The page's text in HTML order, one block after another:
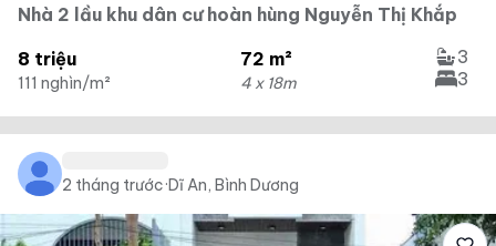
Nhà 2 lầu khu dân cư hoàn hùng Nguyễn Thị Khắp
8 triệu
111 nghìn/m²
72 m²
4 x 18m
3
3
2 tháng trước·Dĩ An, Bình Dương